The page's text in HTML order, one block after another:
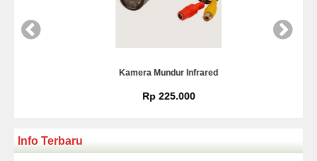
Kamera Mundur Infrared
Rp 225.000
Info Terbaru